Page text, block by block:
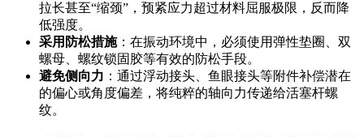
拉长甚至“缩颈”，预紧应力超过材料屈服极限，反而降
低强度。
采用防松措施：在振动环境中，必须使用弹性垫圈、双
螺母、螺纹锁固胶等有效的防松手段。
避免侧向力 ：通过浮动接头、鱼眼接头等附件补偿潜在
的偏心或角度偏差，将纯粹的轴向力传递给活塞杆螺
纹。